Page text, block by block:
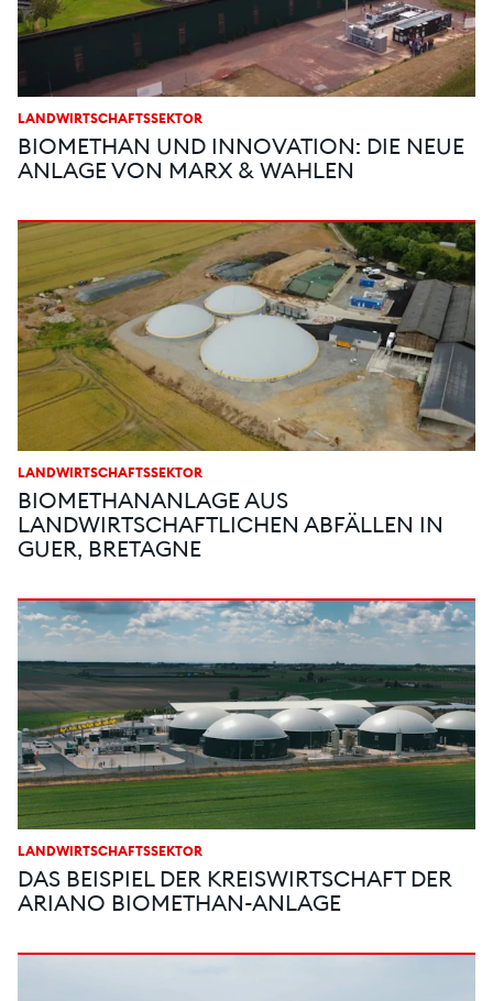
LANDWIRTSCHAFTSSEKTOR
BIOMETHAN UND INNOVATION: DIE NEUE
ANLAGE VON MARX & WAHLEN
LANDWIRTSCHAFTSSEKTOR
BIOMETHANANLAGE AUS
LANDWIRTSCHAFTLICHEN ABFÄLLEN IN
GUER, BRETAGNE
LANDWIRTSCHAFTSSEKTOR
DAS BEISPIEL DER KREISWIRTSCHAFT DER
ARIANO BIOMETHAN-ANLAGE